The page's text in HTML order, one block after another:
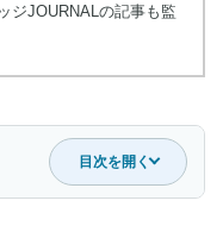
ジJOURNALの記事も監
目次を開く